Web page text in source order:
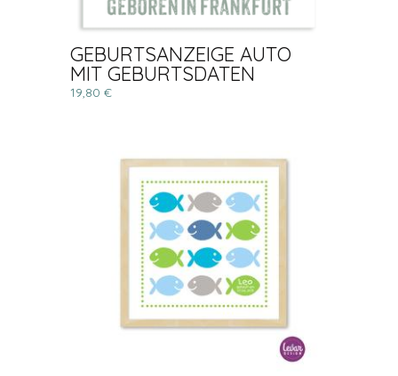
GEBURTSANZEIGE AUTO
MIT GEBURTSDATEN
19,80 €